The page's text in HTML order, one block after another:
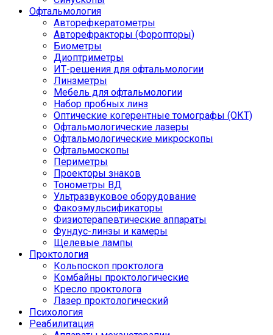
Офтальмология
Авторефкератометры
Авторефракторы (Форопторы)
Биометры
Диоптриметры
ИТ-решения для офтальмологии
Линзметры
Мебель для офтальмологии
Набор пробных линз
Оптические когерентные томографы (ОКТ)
Офтальмологические лазеры
Офтальмологические микроскопы
Офтальмоскопы
Периметры
Проекторы знаков
Тонометры ВД
Ультразвуковое оборудование
Факоэмульсификаторы
Физиотерапевтические аппараты
Фундус-линзы и камеры
Щелевые лампы
Проктология
Кольпоскоп проктолога
Комбайны проктологические
Кресло проктолога
Лазер проктологический
Психология
Реабилитация